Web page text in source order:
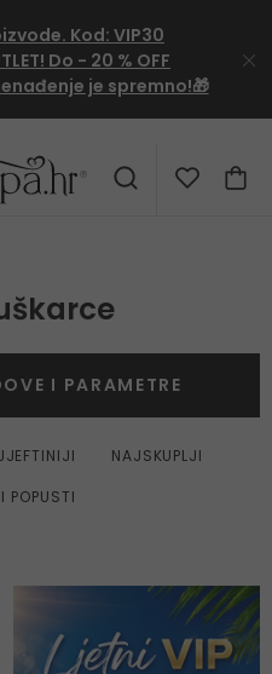
Kod:VIP30
Do - 20 % OFF
je spremno!🎁
NAJSKUPLJI
POPUSTI
I PARAMETRE